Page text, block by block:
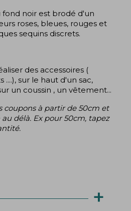
fond noir est brodé d'un
roses, bleues, rouges et
sequins discrets.
des accessoires (
sur le haut d'un sac,
un coussin , un vêtement...
coupons à partir de 50cm et
délà. Ex pour 50cm, tapez
+